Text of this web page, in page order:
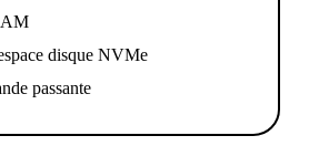
disque NVMe
passante